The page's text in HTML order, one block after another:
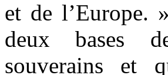
et de l’Europe.
deux bases
souverains et